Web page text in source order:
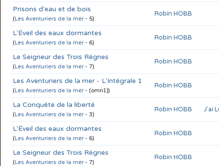
Prisons d'eau et de bois
(Les Aventuriers de la mer- 5)
Robin HOBB
L'Éveil des eaux dormantes
(Les Aventuriers de la mer- 6)
Robin HOBB
Le Seigneur des Trois Règnes
(Les Aventuriers de la mer- 7)
Robin HOBB
Les Aventuriers de la mer - L'Intégrale 1
(Les Aventuriers de la mer- (omn1))
Robin HOBB
La Conquête de la liberté
(Les Aventuriers de la mer- 3)
Robin HOBB J'ai
L'Éveil des eaux dormantes
(Les Aventuriers de la mer- 6)
Robin HOBB
Le Seigneur des Trois Règnes
(Les Aventuriers de la mer- 7)
Robin HOBB